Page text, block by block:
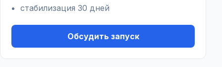
стабилизация 30 дней
Обсудить запуск